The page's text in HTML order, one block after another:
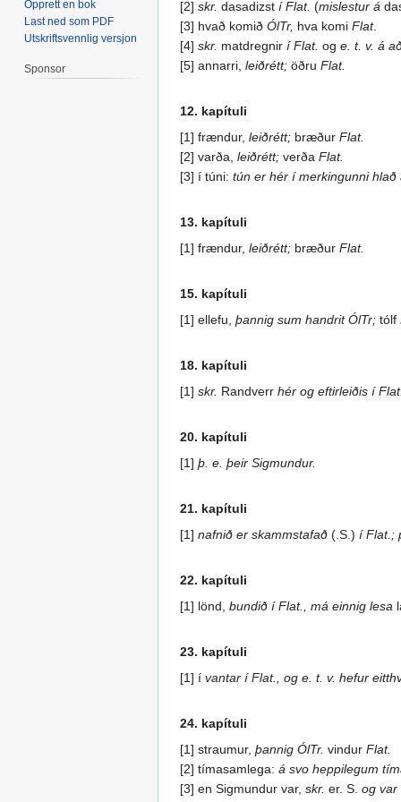
[2] skr. dasadizst í Flat. (mislestur á
[3] hvað komið ÓlTr, hva komi Flat.
[4] skr. matdregnir í Flat. og e. t. v. á
[5] annarri, leiðrétt; öðru Flat.
12. kapítuli
[1] frændur, leiðrétt; bræður Flat.
[2] varða, leiðrétt; verða Flat.
[3] í túni: tún er hér í merkingunni
13. kapítuli
[1] frændur, leiðrétt; bræður Flat.
15. kapítuli
[1] ellefu, þannig sum handrit ÓlTr; tólf
18. kapítuli
[1] skr. Randverr hér og eftirleiðis í
20. kapítuli
[1] þ. e. þeir Sigmundur.
21. kapítuli
[1] nafnið er skammstafað (.S.) í Flat.;
22. kapítuli
[1] lönd, bundið í Flat., má einnig lesa
23. kapítuli
[1] í vantar í Flat., og e. t. v. hefur
24. kapítuli
[1] straumur, þannig ÓlTr. vindur Flat.
[2] tímasamlega: á svo heppilegum
[3] en Sigmundur var, skr. er. S. og var
Opprett en bok
Last ned som PDF
Utskriftsvennlig versjon
Sponsor